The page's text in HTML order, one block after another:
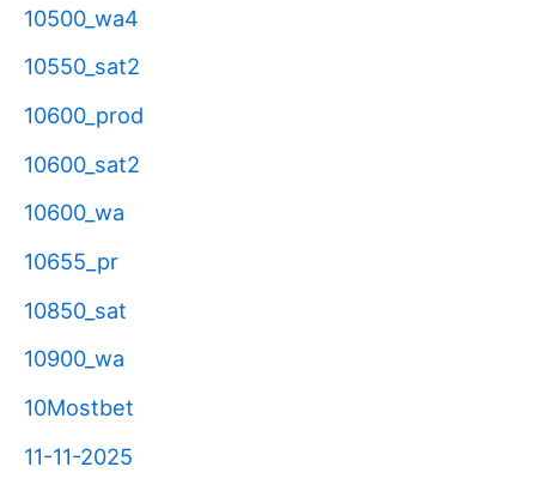
10500_wa4
10550_sat2
10600_prod
10600_sat2
10600_wa
10655_pr
10850_sat
10900_wa
10Mostbet
11-11-2025